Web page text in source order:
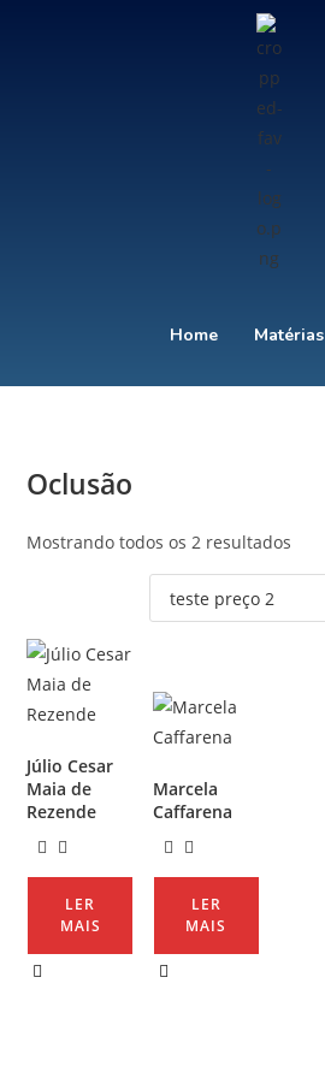
Home Matérias
Oclusão
Mostrando todos os 2 resultados
Júlio Cesar
Maia de
Rezende
LER
MAIS
Marcela
Caffarena
LER
MAIS